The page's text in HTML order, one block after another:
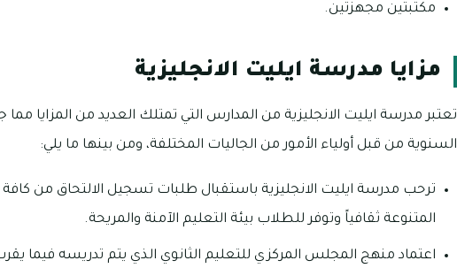
مكتبتين مجهزتين.
مزايا مدرسة ايليت الانجليزية
تعتبر مدرسة ايليت الانجليزية من المدارس التي تمتلك العديد من المزايا
السنوية من قبل أولياء الأمور من الجاليات المختلفة، ومن بينها ما يلي:
ترحب مدرسة ايليت الانجليزية باستقبال طلبات تسجيل الالتحاق من
المتنوعة ثقافياً وتوفر للطلاب بيئة التعليم الآمنة والمريحة.